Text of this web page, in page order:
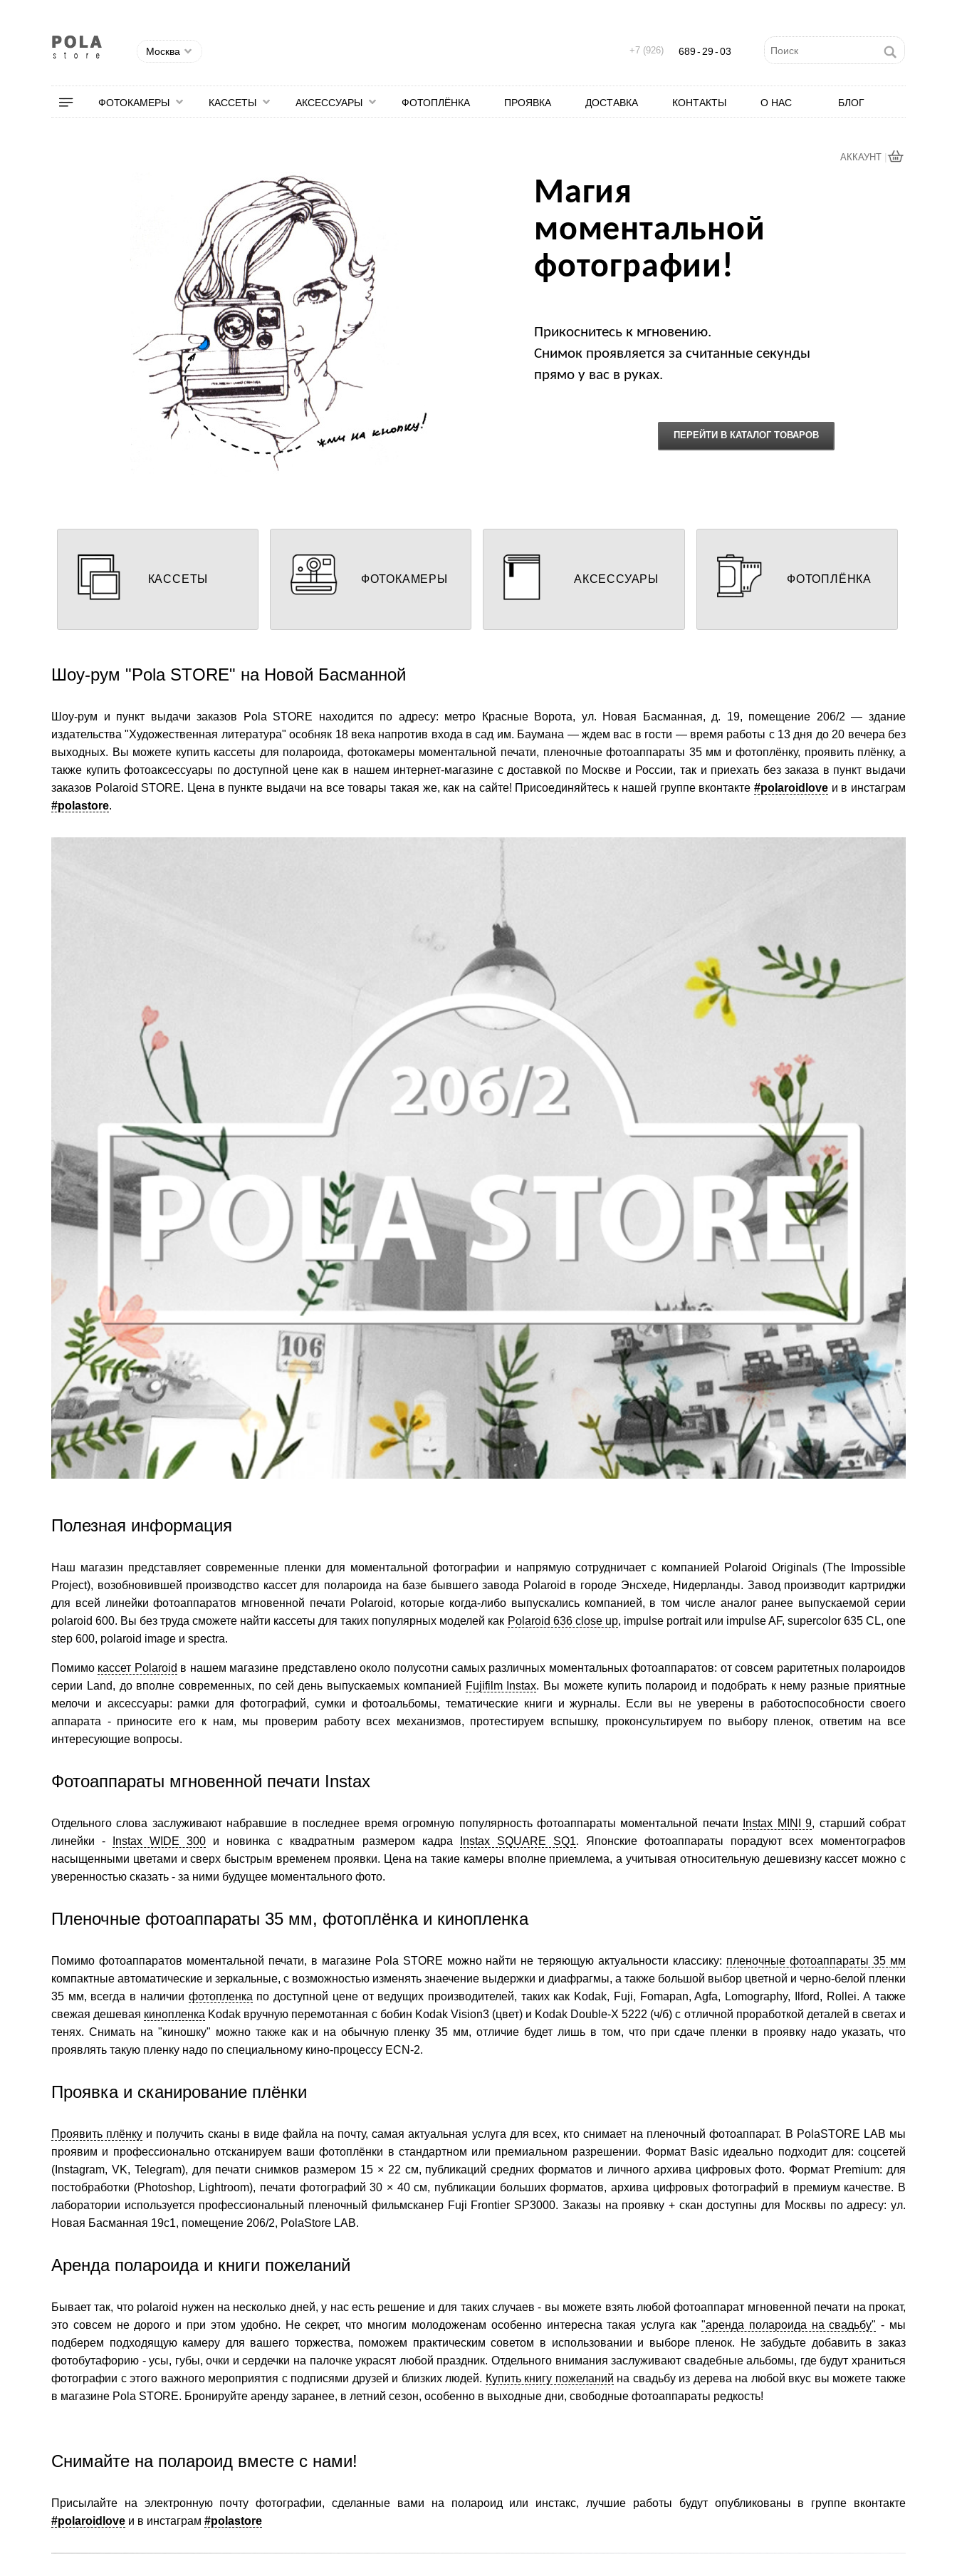
АККАУНТ |
Москва
ФОТОКАМЕРЫ КАССЕТЫ АКСЕССУАРЫ ФОТОПЛЁНКА ПРОЯВКА ДОСТАВКА КОНТАКТЫ О НАС БЛОГ
+7 (926) 689- 29-03
Магия
моментальной
фотографии!
Прикоснитесь к мгновению.
Снимок проявляется за считанные секунды
прямо у вас в руках.
ПЕРЕЙТИ В КАТАЛОГ ТОВАРОВ
КАССЕТЫ
Кассеты и картриджи для
моментальной фотографии
ФОТОКАМЕРЫ
Фотоаппараты мгновенной
печати
АКСЕССУАРЫ
Альбомы для фото, чехлы и
другие аксессуары
ФОТОПЛЁНКА
Цветная и черно-белая
фотопленка 35 мм
Шоу-рум "Pola STORE" на Новой Басманной
Шоу-рум и пункт выдачи заказов Pola STORE находится по адресу: метро Красные Ворота, ул. Новая Басманная, д. 19, помещение 206/2 — здание
издательства "Художественная литература" особняк 18 века напротив входа в сад им. Баумана — ждем вас в гости — время работы с 13 дня до 20 вечера без
выходных. Вы можете купить кассеты для полароида, фотокамеры моментальной печати, пленочные фотоаппараты 35 мм и фотоплёнку, проявить плёнку, а
также купить фотоаксессуары по доступной цене как в нашем интернет-магазине с доставкой по Москве и России, так и приехать без заказа в пункт выдачи
заказов Polaroid STORE. Цена в пункте выдачи на все товары такая же, как на сайте! Присоединяйтесь к нашей группе вконтакте #polaroidloveи в инстаграм
#polastore.
Полезная информация
Наш магазин представляет современные пленки для моментальной фотографии и напрямую сотрудничает с компанией Polaroid Originals (The Impossible
Project), возобновившей производство кассет для полароида на базе бывшего завода Polaroid в городе Энсхеде, Нидерланды. Завод производит картриджи
для всей линейки фотоаппаратов мгновенной печати Polaroid, которые когда-либо выпускались компанией, в том числе аналог ранее выпускаемой серии
polaroid 600. Вы без труда сможете найти кассеты для таких популярных моделей как Polaroid 636 close up, impulse portrait или impulse AF, supercolor 635 CL, one
step 600, polaroid image и spectra.
Помимо кассет Polaroid в нашем магазине представлено около полусотни самых различных моментальных фотоаппаратов: от совсем раритетных полароидов
серии Land, до вполне современных, по сей день выпускаемых компанией Fujifilm Instax. Вы можете купить полароид и подобрать к нему разные приятные
мелочи и аксессуары: рамки для фотографий, сумки и фотоальбомы, тематические книги и журналы. Если вы не уверены в работоспособности своего
аппарата - приносите его к нам, мы проверим работу всех механизмов, протестируем вспышку, проконсультируем по выбору пленок, ответим на все
интересующие вопросы.
Фотоаппараты мгновенной печати Instax
Отдельного слова заслуживают набравшие в последнее время огромную популярность фотоаппараты моментальной печати Instax MINI 9, старший собрат
линейки -
Instax WIDE 300 и новинка с квадратным размером кадра Instax SQUARE SQ1. Японские фотоаппараты порадуют всех моментографов
насыщенными цветами и сверх быстрым временем проявки. Цена на такие камеры вполне приемлема, а учитывая относительную дешевизну кассет можно с
уверенностью сказать - за ними будущее моментального фото.
Пленочные фотоаппараты 35 мм, фотоплёнка и кинопленка
Помимо фотоаппаратов моментальной печати, в магазине Pola STORE можно найти не теряющую актуальности классику: пленочные фотоаппараты 35 мм
компактные автоматические и зеркальные, с возможностью изменять знаечение выдержки и диафрагмы, а также большой выбор цветной и черно-белой пленки
35 мм, всегда в наличии фотопленка по доступной цене от ведущих производителей, таких как Kodak, Fuji, Fomapan, Agfa, Lomography, Ilford, Rollei. А также
свежая дешевая кинопленка Kodak вручную перемотанная с бобин Kodak Vision3 (цвет) и Kodak Double-X 5222 (ч/б) с отличной проработкой деталей в светах и
тенях. Снимать на "киношку" можно также как и на обычную пленку 35 мм, отличие будет лишь в том, что при сдаче пленки в проявку надо указать, что
проявлять такую пленку надо по специальному кино-процессу ECN-2.
Проявка и сканирование плёнки
Проявить плёнку и получить сканы в виде файла на почту, самая актуальная услуга для всех, кто снимает на пленочный фотоаппарат. В PolaSTORE LAB мы
проявим и профессионально отсканируем ваши фотоплёнки в стандартном или премиальном разрешении. Формат Basic идеально подходит для: соцсетей
(Instagram, VK, Telegram), для печати снимков размером 15 × 22 см, публикаций средних форматов и личного архива цифровых фото. Формат Premium: для
постобработки (Photoshop, Lightroom), печати фотографий 30 × 40 см, публикации больших форматов, архива цифровых фотографий в премиум качестве. В
лаборатории используется профессиональный пленочный фильмсканер Fuji Frontier SP3000. Заказы на проявку + скан доступны для Москвы по адресу: ул.
Новая Басманная 19c1, помещение 206/2, PolaStore LAB.
Аренда полароида и книги пожеланий
Бывает так, что polaroid нужен на несколько дней, у нас есть решение и для таких случаев - вы можете взять любой фотоаппарат мгновенной печати на прокат,
это совсем не дорого и при этом удобно. Не секрет, что многим молодоженам особенно интересна такая услуга как "аренда полароида на свадьбу" - мы
подберем подходящую камеру для вашего торжества, поможем практическим советом в использовании и выборе пленок. Не забудьте добавить в заказ
фотобутафорию - усы, губы, очки и сердечки на палочке украсят любой праздник. Отдельного внимания заслуживают свадебные альбомы, где будут храниться
фотографии с этого важного мероприятия с подписями друзей и близких людей. Купить книгу пожеланий на свадьбу из дерева на любой вкус вы можете также
в магазине Pola STORE. Бронируйте аренду заранее, в летний сезон, особенно в выходные дни, свободные фотоаппараты редкость!
Снимайте на полароид вместе с нами!
Присылайте на электронную почту фотографии, сделанные вами на полароид или инстакс, лучшие работы будут опубликованы в группе вконтакте
#polaroidlove и в инстаграм #polastore